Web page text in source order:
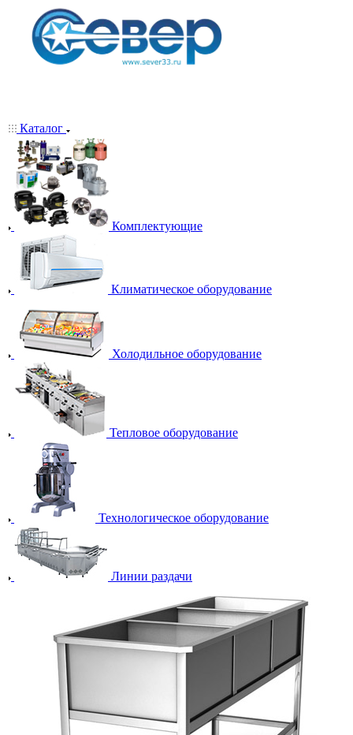
Каталог
Комплектующие
Климатическое оборудование
Холодильное оборудование
Тепловое оборудование
Технологическое оборудование
Линии раздачи